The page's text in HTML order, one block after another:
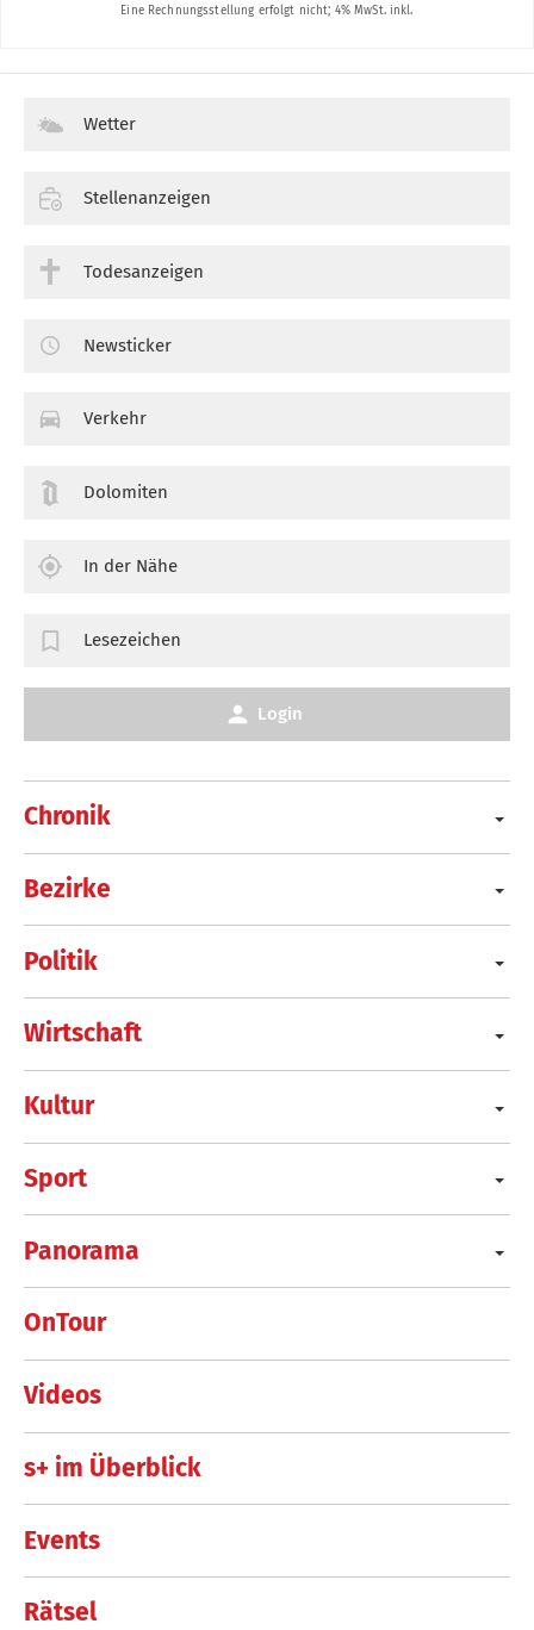
Chronik
Bezirke
Politik
Wirtschaft
Kultur
Sport
Panorama
OnTour
Videos
s+ im Überblick
Events
Rätsel
Wetter
Stellenanzeigen
Todesanzeigen
Newsticker
Verkehr
Dolomiten
In der Nähe
Lesezeichen
Login